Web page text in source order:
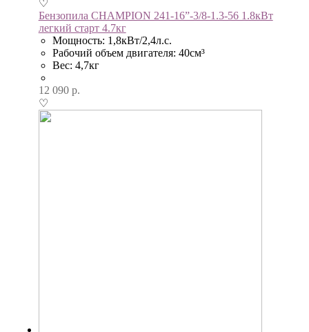
♡
Бензопила CHAMPION 241-16”-3/8-1.3-56 1.8кВт
легкий старт 4.7кг
Мощность: 1,8кВт/2,4л.с.
Рабочий объем двигателя: 40см³
Вес: 4,7кг
12 090р.
♡